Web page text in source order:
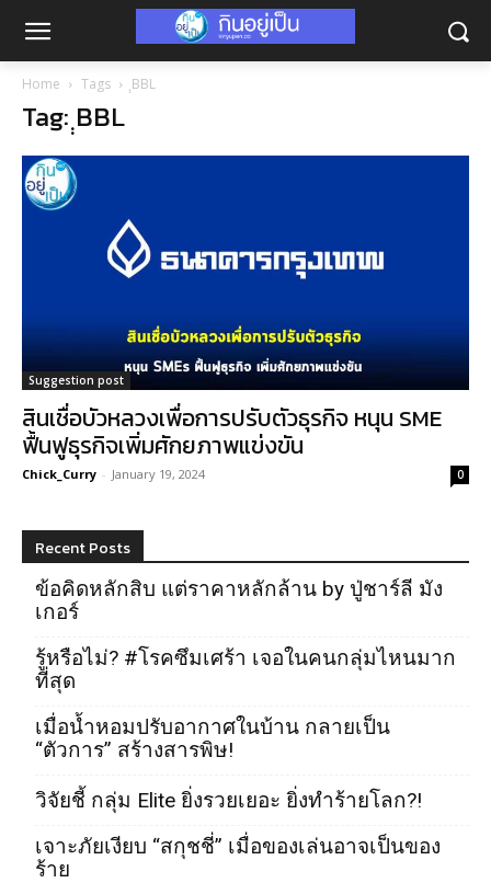
Home Tags ฺฺBBL
Tag: ฺฺBBL
Suggestion post
สินเชื่อบัวหลวงเพื่อการปรับตัวธุรกิจ หนุน SME
ฟื้นฟูธุรกิจเพิ่มศักยภาพแข่งขัน
Chick_Curry - January 19, 2024 0
Recent Posts
ข้อคิดหลักสิบ แต่ราคาหลักล้าน by ปู่ชาร์ลี มัง
เกอร์
รู้หรือไม่? #โรคซึมเศร้า เจอในคนกลุ่มไหนมาก
ที่สุด
เมื่อน้ำหอมปรับอากาศในบ้าน กลายเป็น
“ตัวการ” สร้างสารพิษ!
วิจัยชี้ กลุ่ม Elite ยิ่งรวยเยอะ ยิ่งทำร้ายโลก?!
เจาะภัยเงียบ “สกุชชี่” เมื่อของเล่นอาจเป็นของ
ร้าย